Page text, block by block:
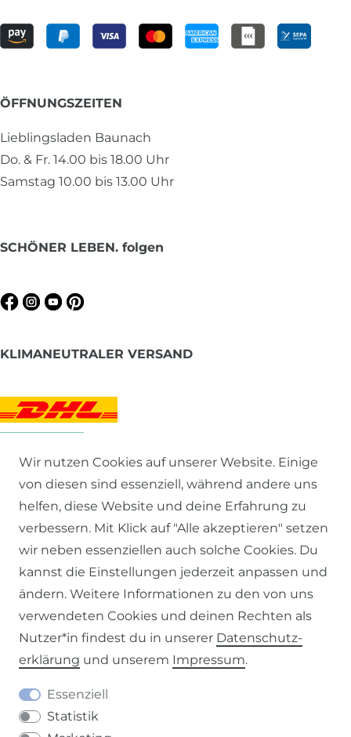
ÖFFNUNGSZEITEN
Lieblingsladen Baunach
Do. & Fr. 14.00 bis 18.00 Uhr
Samstag 10.00 bis 13.00 Uhr
SCHÖNER LEBEN. folgen
KLIMANEUTRALER VERSAND
BESUCHE UNSERE SHOPS
Wir nutzen Cookies auf unserer Website. Einige
von diesen sind essenziell, während andere uns
helfen, diese Website und deine Erfahrung zu
verbessern. Mit Klick auf "Alle akzeptieren" setzen
wir neben essenziellen auch solche Cookies. Du
kannst die Einstellungen jederzeit anpassen und
ändern. Weitere Informationen zu den von uns
verwendeten Cookies und deinen Rechten als
Nutzer*in findest du in unserer Daten­schutz­
erklärung und unserem Impressum.
Essenziell
Statistik